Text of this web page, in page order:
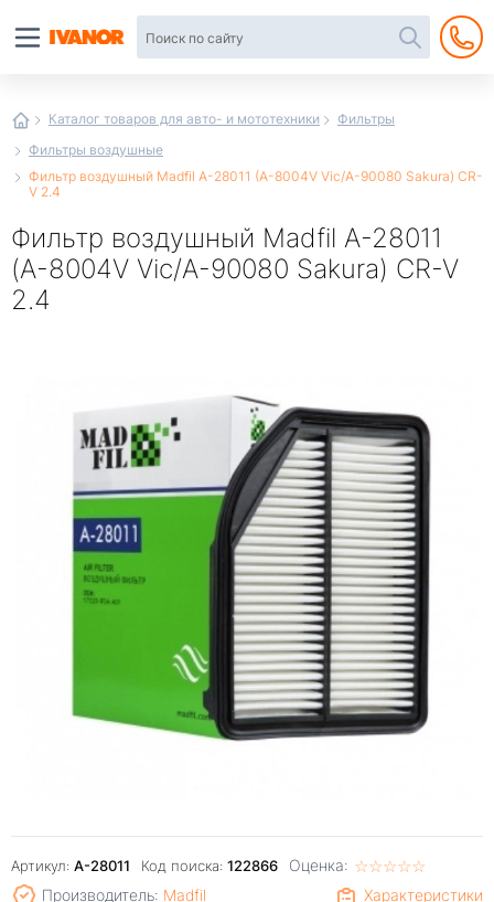
Каталог товаров для авто- и мототехники
Фильтры
Фильтры воздушные
Фильтр воздушный Madfil A-28011 (A-8004V Vic/A-90080 Sakura) CR-
V 2.4
Фильтр воздушный Madfil A-28011
(A-8004V Vic/A-90080 Sakura) CR-V
2.4
Артикул: A-28011 Код поиска: 122866 Оценка: ☆☆☆☆☆
★★★★★
Характеристики
Производитель: Madfil
интернет-